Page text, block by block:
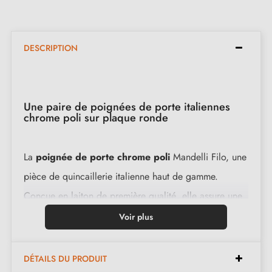
DESCRIPTION
Une paire de poignées de porte italiennes
chrome poli sur plaque ronde
La poignée de porte chrome poli Mandelli Filo, une
pièce de quincaillerie italienne haut de gamme.
Conçue en laiton de première qualité, elle assure une
utilisation sans faille au fil du temps.
Caractéristiques :
Voir plus
DÉTAILS DU PRODUIT